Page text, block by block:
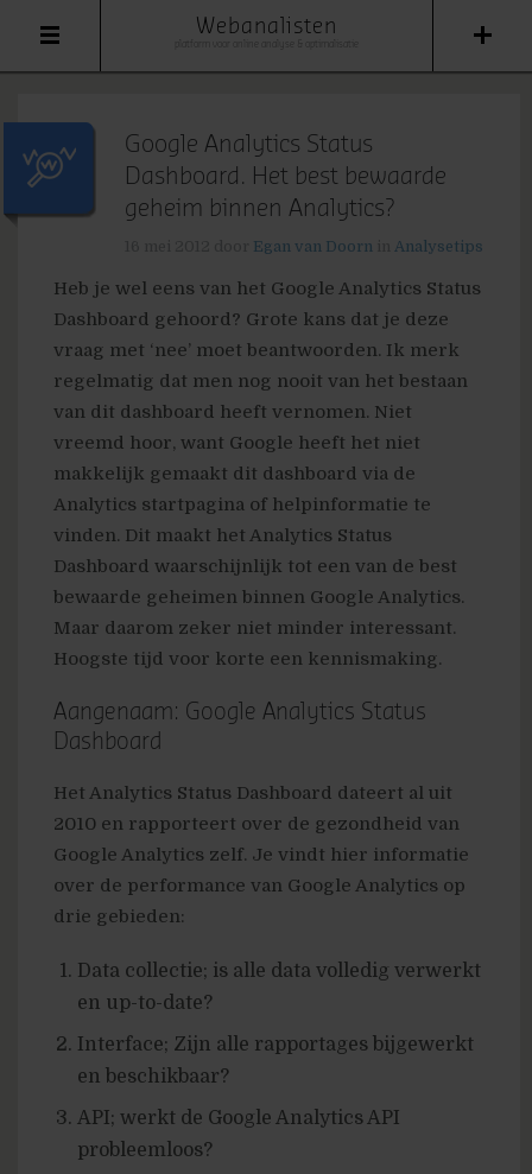
Webanalisten
Google Analytics Status
Dashboard. Het best bewaarde
geheim binnen Analytics?
Egan van Doorn Analysetips
Heb je wel eens van het Google Analytics Status
Dashboard gehoord? Grote kans dat je deze
vraag met ‘nee’ moet beantwoorden. Ik merk
regelmatig dat men nog nooit van het bestaan
van dit dashboard heeft vernomen. Niet
vreemd hoor, want Google heeft het niet
makkelijk gemaakt dit dashboard via de
Analytics startpagina of helpinformatie te
vinden. Dit maakt het Analytics Status
Dashboard waarschijnlijk tot een van de best
bewaarde geheimen binnen Google Analytics.
Maar daarom zeker niet minder interessant.
Hoogste tijd voor korte een kennismaking.
Aangenaam: Google Analytics Status
Dashboard
Het Analytics Status Dashboard dateert al uit
2010 en rapporteert over de gezondheid van
Google Analytics zelf. Je vindt hier informatie
over de performance van Google Analytics op
drie gebieden:
Data collectie; is alle data volledig verwerkt
en up-to-date?
Interface; Zijn alle rapportages bijgewerkt
en beschikbaar?
API; werkt de Google Analytics API
probleemloos?